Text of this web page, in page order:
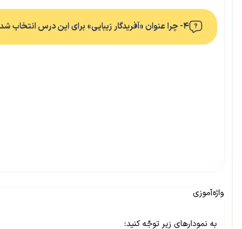
۴- چرا عنوان «آفریدگار زیبایی» برای این درس انتخاب شده است؟ شما چه عنوانی برای این درس پیشنهاد می‌کنید؟
واژه‌آموزی
به نمودارهای زیر توجّه کنید: